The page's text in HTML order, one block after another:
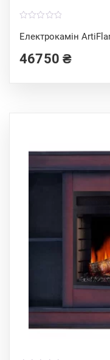
Електрокамін
o
u
o
f
46750₴